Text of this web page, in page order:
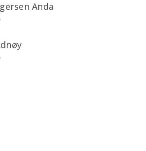
Anda